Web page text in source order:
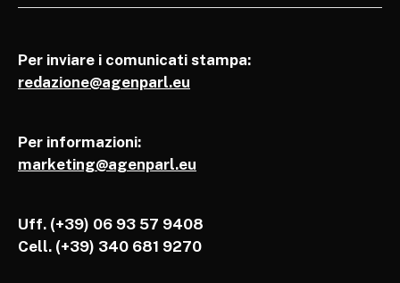
Per inviare i comunicati stampa:
redazione@agenparl.eu
Per informazioni:
marketing@agenparl.eu
Uff. (+39) 06 93 57 9408
Cell. (+39) 340 681 9270